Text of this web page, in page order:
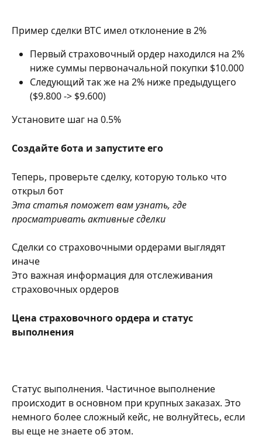
Пример сделки BTC имел отклонение в 2%
Первый страховочный ордер находился на 2%
ниже суммы первоначальной покупки $10.000
Следующий так же на 2% ниже предыдущего
($9.800 -> $9.600)
Установите шаг на 0.5%
Создайте бота и запустите его
Теперь, проверьте сделку, которую только что
открыл бот
Эта статья поможет вам узнать, где
просматривать активные сделки
Сделки со страховочными ордерами выглядят
иначе
Это важная информация для отслеживания
страховочных ордеров
Цена страховочного ордера и статус
выполнения
Статус выполнения. Частичное выполнение
происходит в основном при крупных заказах. Это
немного более сложный кейс, не волнуйтесь, если
вы еще не знаете об этом.